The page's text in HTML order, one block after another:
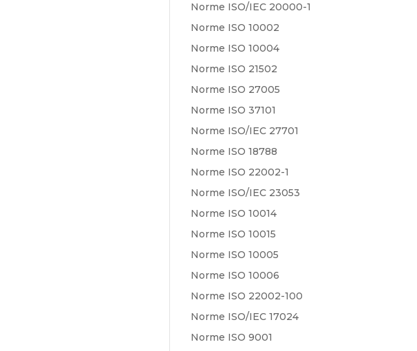
Norme ISO/IEC 20000-1
Norme ISO 10002
Norme ISO 10004
Norme ISO 21502
Norme ISO 27005
Norme ISO 37101
Norme ISO/IEC 27701
Norme ISO 18788
Norme ISO 22002-1
Norme ISO/IEC 23053
Norme ISO 10014
Norme ISO 10015
Norme ISO 10005
Norme ISO 10006
Norme ISO 22002-100
Norme ISO/IEC 17024
Norme ISO 9001